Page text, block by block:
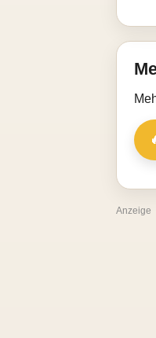
Anzeige